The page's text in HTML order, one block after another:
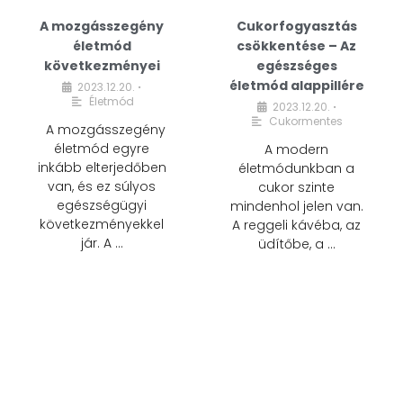
A mozgásszegény
életmód
következményei
2023.12.20. •
Életmód
A mozgásszegény
életmód egyre
inkább elterjedőben
van, és ez súlyos
egészségügyi
következményekkel
jár. A …
Cukorfogyasztás
csökkentése – Az
egészséges
életmód alappillére
2023.12.20. •
Cukormentes
A modern
életmódunkban a
cukor szinte
mindenhol jelen van.
A reggeli kávéba, az
üdítőbe, a …